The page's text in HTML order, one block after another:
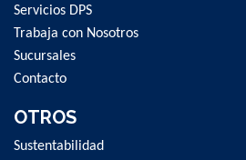
Servicios DPS
Trabaja con Nosotros
Sucursales
Contacto
OTROS
Sustentabilidad